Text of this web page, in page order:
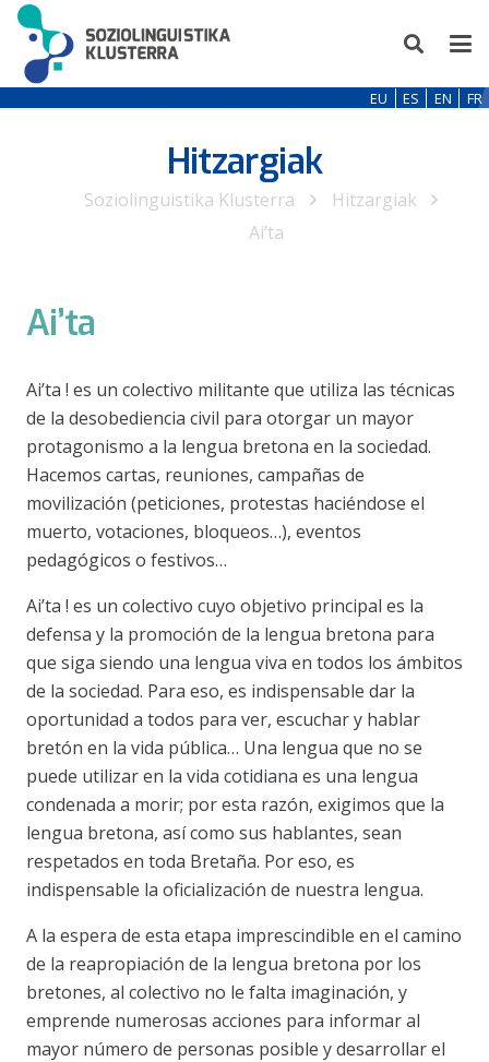
EU ES EN FR
Hitzargiak
Soziolinguistika Klusterra
Hitzargiak
Ai’ta
Ai’ta
Ai’ta ! es un colectivo militante que utiliza las técnicas
de la desobediencia civil para otorgar un mayor
protagonismo a la lengua bretona en la sociedad.
Hacemos cartas, reuniones, campañas de
movilización (peticiones, protestas haciéndose el
muerto, votaciones, bloqueos…), eventos
pedagógicos o festivos…
Ai’ta ! es un colectivo cuyo objetivo principal es la
defensa y la promoción de la lengua bretona para
que siga siendo una lengua viva en todos los ámbitos
de la sociedad. Para eso, es indispensable dar la
oportunidad a todos para ver, escuchar y hablar
bretón en la vida pública… Una lengua que no se
puede utilizar en la vida cotidiana es una lengua
condenada a morir; por esta razón, exigimos que la
lengua bretona, así como sus hablantes, sean
respetados en toda Bretaña. Por eso, es
indispensable la oficialización de nuestra lengua.
A la espera de esta etapa imprescindible en el camino
de la reapropiación de la lengua bretona por los
bretones, al colectivo no le falta imaginación, y
emprende numerosas acciones para informar al
mayor número de personas posible y desarrollar el